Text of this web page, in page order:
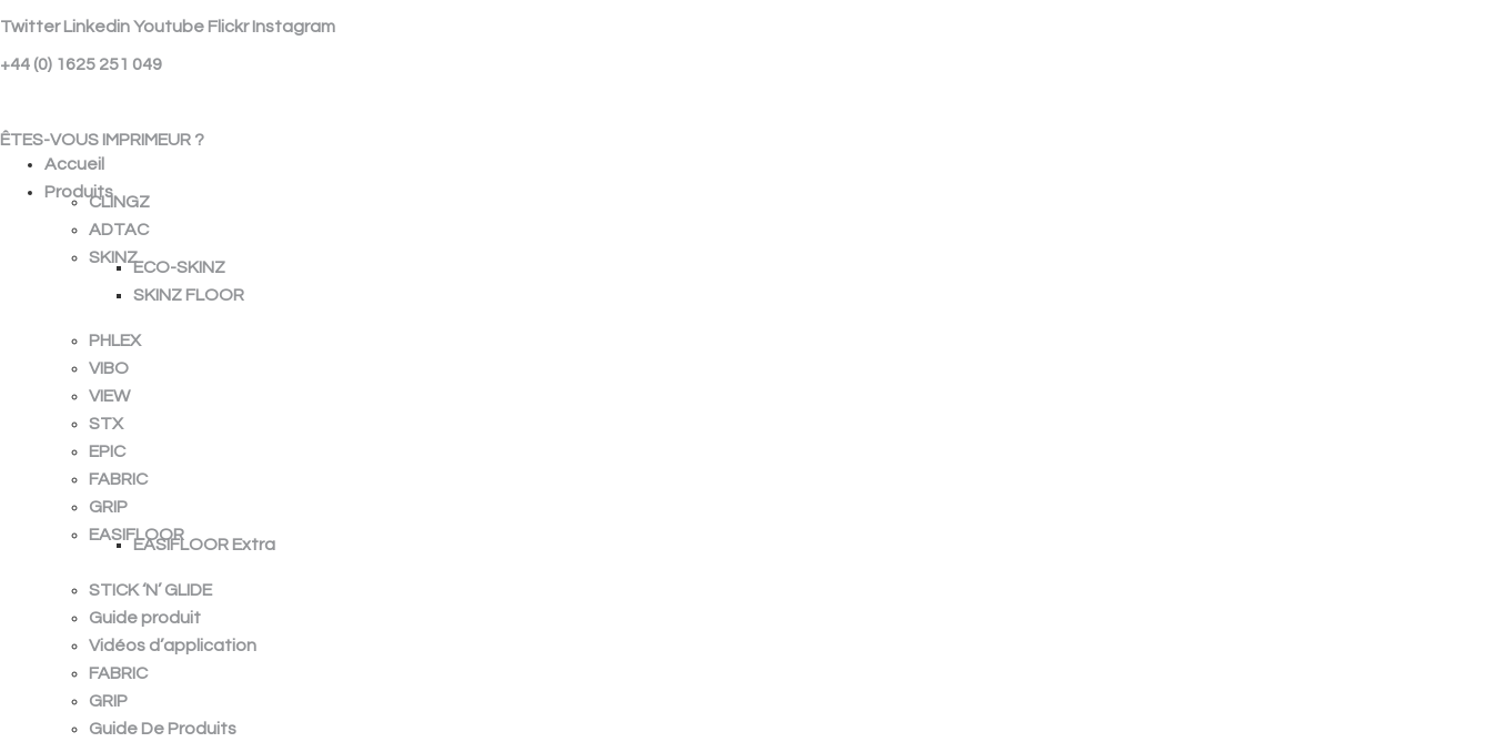
Twitter LinkedinYoutube Flickr Instagram
+44 (0) 1625 251 049
ÊTES-VOUS IMPRIMEUR ?
Accueil
Produits
CLINGZ
ADTAC
SKINZ
ECO-SKINZ
SKINZ FLOOR
PHLEX
VIBO
VIEW
STX
EPIC
FABRIC
GRIP
EASIFLOOR
EASIFLOOR Extra
STICK ‘N’ GLIDE
Guide produit
Vidéos d’application
FABRIC
GRIP
Guide De Produits